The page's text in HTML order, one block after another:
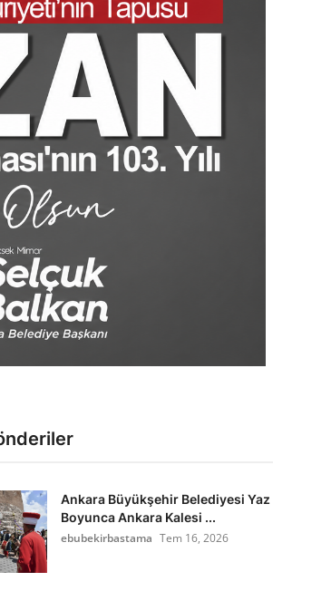
Ankara Büyükşehir Belediyesi Yaz
Boyunca Ankara Kalesi ...
ebubekirbastama Tem 16, 2026